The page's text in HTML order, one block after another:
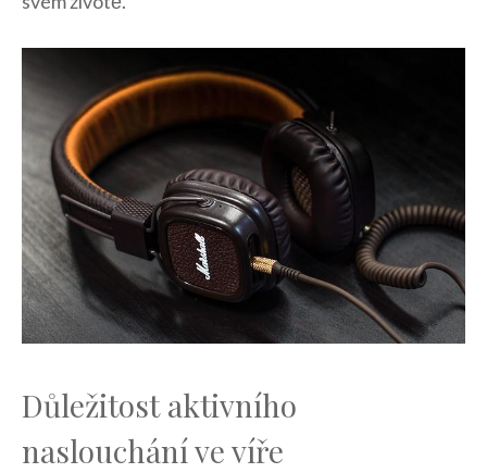
Důležitost aktivního
naslouchání ve ‌víře